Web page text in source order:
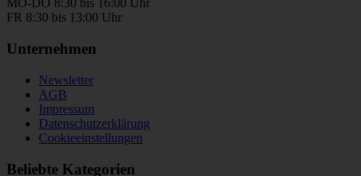
MO-DO 8:30 bis 16:00 Uhr
FR 8:30 bis 13:00 Uhr
Unternehmen
Newsletter
AGB
Impressum
Datenschutzerklärung
Cookieeinstellungen
Beliebte Kategorien